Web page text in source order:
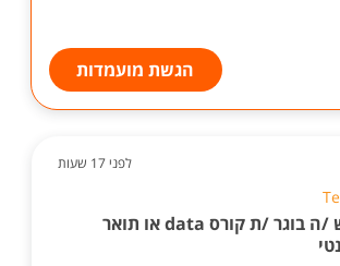
הגשת מועמדות
לפני 17 שעות
דרוש /ה בוגר /ת קורס data או תואר